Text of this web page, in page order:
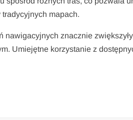
tradycyjnych mapach.
znacznie
Umiejętne korzystanie z